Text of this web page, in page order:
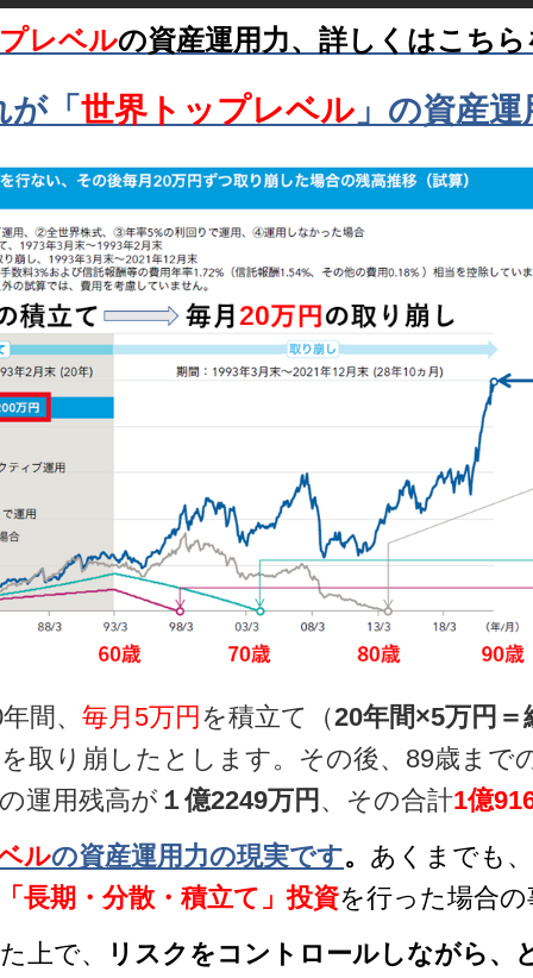
レベルの資産運用力、詳しくはこち
「 世界トップレベル 」の資産
間、 毎月5万円 を積立て（20年間×5万円＝
を取り崩したとします。その後、89歳まで
運用残高が １億2249万円 、その合計1億
ルの資産運用力の現実です。 あくまでも、
長期・分散・積立て」投資を行った場合
上で、
リスクをコントロールしながら、